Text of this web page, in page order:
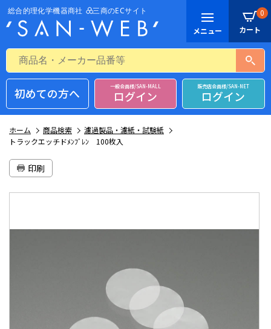
0
初めての方へ 一般会員様/SAN-MALL
ログイン
販売店会員様/SAN-NET
ログイン
ホーム 商品検索
濾過製品・濾紙・試験紙
トラックエッチドﾒﾝﾌﾞﾚﾝ 100枚入
印刷